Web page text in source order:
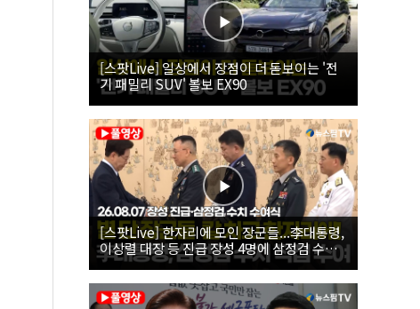
[스팟Live] 일상에서 장점이 더 돋보이는 '전
기 패밀리 SUV' 볼보 EX90
[스팟Live] 한자리에 모인 장군들...李대통령,
이상렬 대장 등 진급 장성 4명에 삼정검 수치
직접 수여｜26.08.07 장성 진급·삼정검 수치
수여식